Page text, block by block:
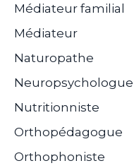
Médiateur familial
Médiateur
Naturopathe
Neuropsychologue
Nutritionniste
Orthopédagogue
Orthophoniste